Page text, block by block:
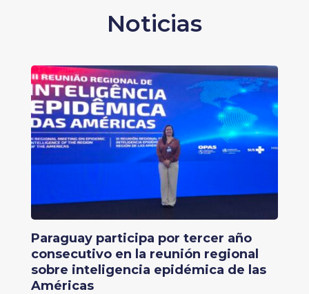
Noticias
Paraguay participa por tercer año
consecutivo en la reunión regional
sobre inteligencia epidémica de las
Américas